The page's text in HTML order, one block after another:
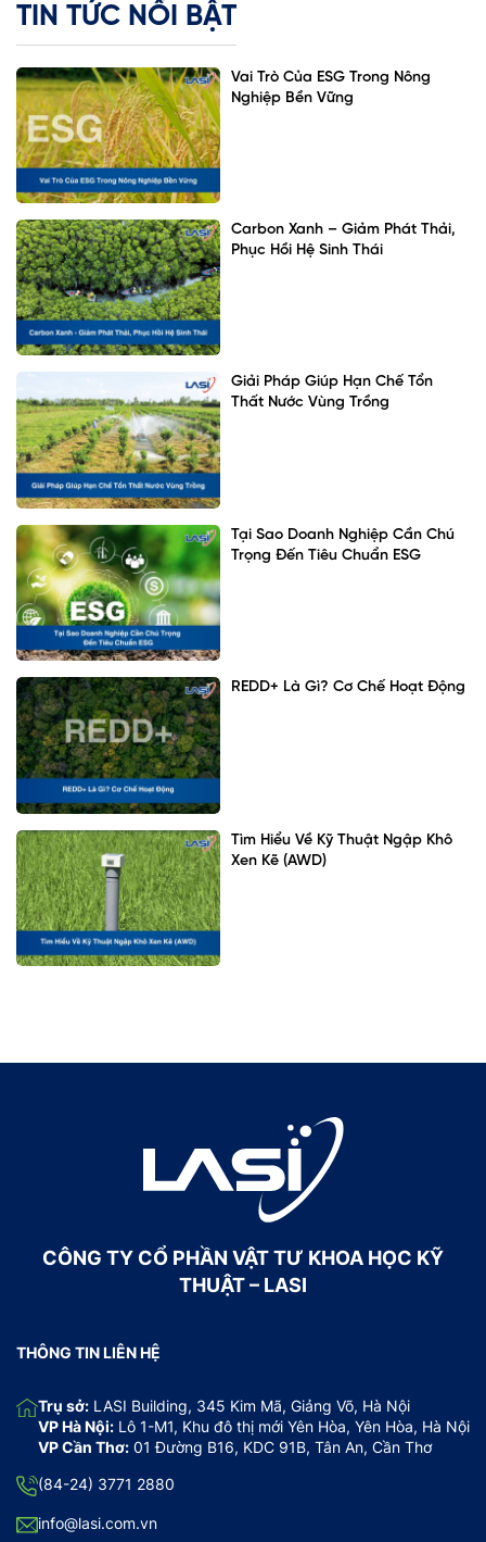
TIN TỨC NỔI BẬT
Vai Trò Của ESG Trong Nông
Nghiệp Bền Vững
Carbon Xanh – Giảm Phát Thải,
Phục Hồi Hệ Sinh Thái
Giải Pháp Giúp Hạn Chế Tổn
Thất Nước Vùng Trồng
Tại Sao Doanh Nghiệp Cần Chú
Trọng Đến Tiêu Chuẩn ESG
REDD+ Là Gì? Cơ Chế Hoạt Động
Tìm Hiểu Về Kỹ Thuật Ngập Khô
Xen Kẽ (AWD)
CÔNG TY CỔ PHẦN VẬT TƯ KHOA HỌC KỸ
THUẬT – LASI
THÔNG TIN LIÊN HỆ
Trụ sở: LASI Building, 345 Kim Mã, Giảng Võ, Hà Nội
VP Hà Nội: Lô 1-M1, Khu đô thị mới Yên Hòa, Yên Hòa, Hà Nội
VP Cần Thơ: 01 Đường B16, KDC 91B, Tân An, Cần Thơ
(84-24) 3771 2880
info@lasi.com.vn